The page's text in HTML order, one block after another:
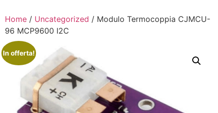
Home / Uncategorized / Modulo Termocoppia CJMCU-
96 MCP9600 I2C
In offerta!